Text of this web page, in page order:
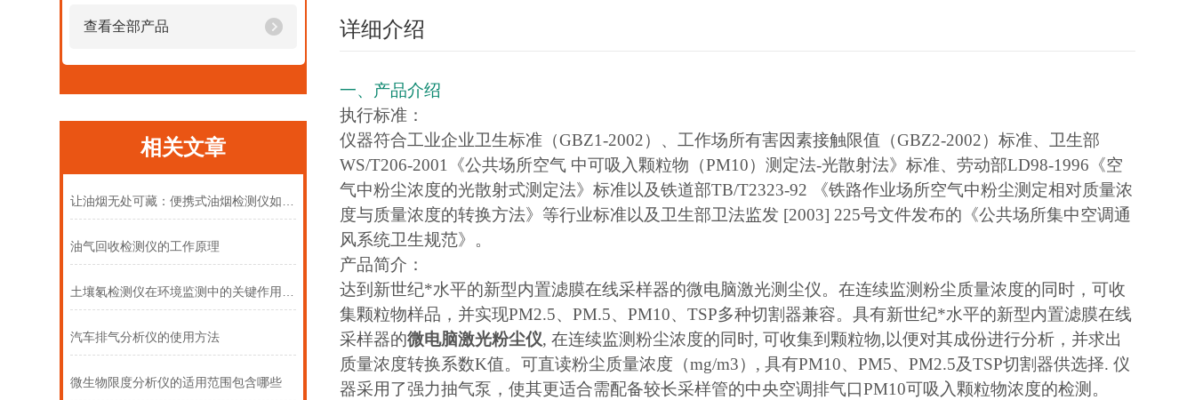
查看全部产品
相关文章
油气回收检测仪的工作原理
汽车排气分析仪的使用方法
微生物限度分析仪的适用范围包含哪些
详细介绍
一、产品介绍
执行标准：
仪器符合工业企业卫生标准（GBZ1-2002）、工作场所有害因素接触限值（GBZ2-2002）标准、卫生部
WS/T206-2001《公共场所空气 中可吸入颗粒物（PM10）测定法-光散射法》标准、劳动部LD98-1996《空
气中粉尘浓度的光散射式测定法》标准以及铁道部TB/T2323-92 《铁路作业场所空气中粉尘测定相对质量浓
度与质量浓度的转换方法》等行业标准以及卫生部卫法监发 [2003] 225号文件发布的《公共场所集中空调通
风系统卫生规范》。
产品简介：
达到新世纪*水平的新型内置滤膜在线采样器的微电脑激光测尘仪。在连续监测粉尘质量浓度的同时，可收
集颗粒物样品，并实现PM2.5、PM.5、PM10、TSP多种切割器兼容。具有新世纪*水平的新型内置滤膜在线
采样器的微电脑激光粉尘仪, 在连续监测粉尘浓度的同时, 可收集到颗粒物,以便对其成份进行分析，并求出
质量浓度转换系数K值。可直读粉尘质量浓度（mg/m3）, 具有PM10、PM5、PM2.5及TSP切割器供选择. 仪
器采用了强力抽气泵，使其更适合需配备较长采样管的中央空调排气口PM10可吸入颗粒物浓度的检测。